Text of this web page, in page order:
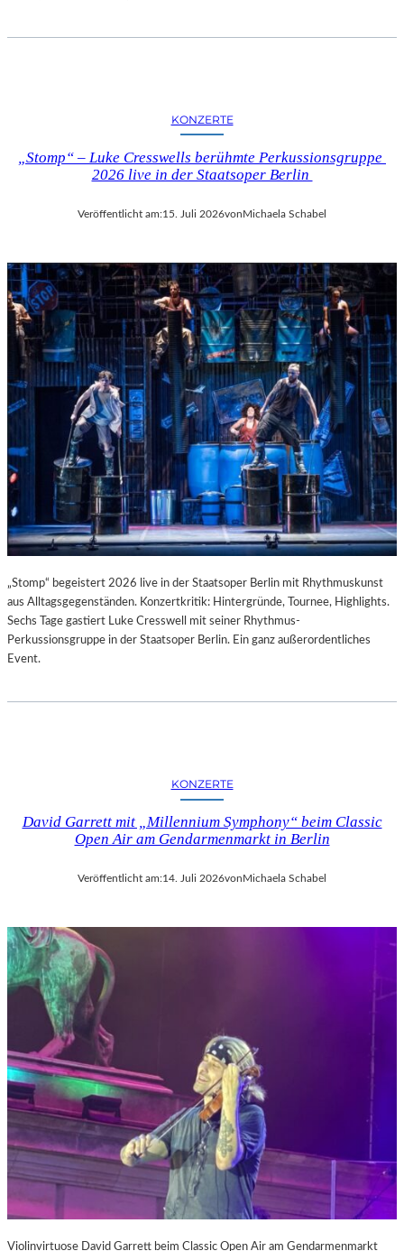
KONZERTE
„Stomp“ – Luke Cresswells berühmte Perkussionsgruppe
2026 live in der Staatsoper Berlin
Veröffentlicht am:15. Juli 2026vonMichaela Schabel
„Stomp“ begeistert 2026 live in der Staatsoper Berlin mit Rhythmuskunst
aus Alltagsgegenständen. Konzertkritik: Hintergründe, Tournee, Highlights.
Sechs Tage gastiert Luke Cresswell mit seiner Rhythmus-
Perkussionsgruppe in der Staatsoper Berlin. Ein ganz außerordentliches
Event.
KONZERTE
David Garrett mit „Millennium Symphony“ beim Classic
Open Air am Gendarmenmarkt in Berlin
Veröffentlicht am:14. Juli 2026vonMichaela Schabel
Violinvirtuose David Garrett beim Classic Open Air am Gendarmenmarkt